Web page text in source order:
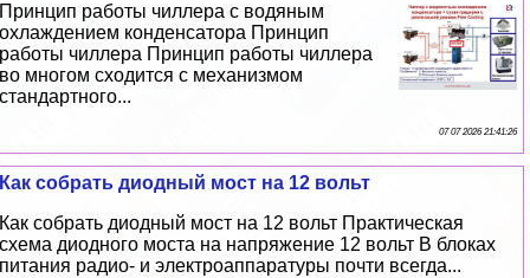
Принцип работы чиллера с водяным
охлаждением конденсатора Принцип
работы чиллера Принцип работы чиллера
во многом сходится с механизмом
стандартного...
07 07 2026 21:41:26
Как собрать диодный мост на 12 вольт
Как собрать диодный мост на 12 вольт Пpaктическая
схема диодного моста на напряжение 12 вольт В блоках
питания радио- и электроаппаратуры почти всегда...